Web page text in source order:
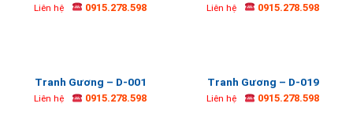
Liên hệ 0915.278.598 Liên hệ 0915.278.598
Tranh Gương – D-001
Liên hệ 0915.278.598
Tranh Gương – D-019
Liên hệ 0915.278.598